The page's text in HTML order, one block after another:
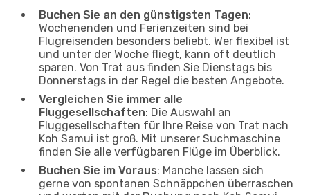
Buchen Sie an den günstigsten Tagen:
Wochenenden und Ferienzeiten sind bei
Flugreisenden besonders beliebt. Wer flexibel ist
und unter der Woche fliegt, kann oft deutlich
sparen. Von Trat aus finden Sie Dienstags bis
Donnerstags in der Regel die besten Angebote.
Vergleichen Sie immer alle
Fluggesellschaften: Die Auswahl an
Fluggesellschaften für Ihre Reise von Trat nach
Koh Samui ist groß. Mit unserer Suchmaschine
finden Sie alle verfügbaren Flüge im Überblick.
Buchen Sie im Voraus: Manche lassen sich
gerne von spontanen Schnäppchen überraschen